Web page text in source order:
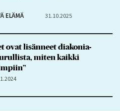
ELÄMÄ 31.10.2025
ovat lisänneet diakonia-
miten kaikki